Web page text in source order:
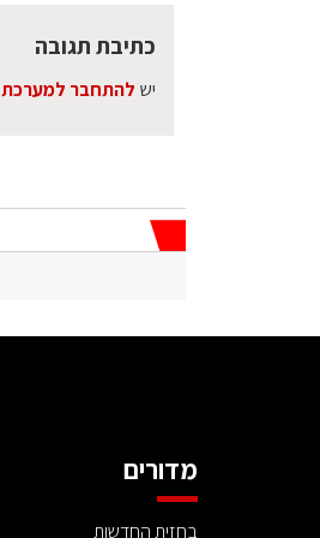
כתיבת תגובה
יש להתחבר למערכת
מדורים
בחזית החדשות